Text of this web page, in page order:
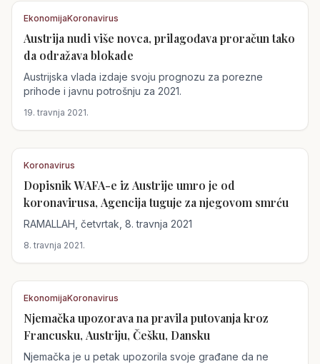
Austrija
EkonomijaKoronavirus
Austrija nudi više novca, prilagođava proračun tako
da odražava blokade
Austrijska vlada izdaje svoju prognozu za porezne
prihode i javnu potrošnju za 2021.
19. travnja 2021.
Austrija
Koronavirus
Dopisnik WAFA-e iz Austrije umro je od
koronavirusa, Agencija tuguje za njegovom smrću
RAMALLAH, četvrtak, 8. travnja 2021
8. travnja 2021.
Austrija
EkonomijaKoronavirus
Njemačka upozorava na pravila putovanja kroz
Francusku, Austriju, Češku, Dansku
Njemačka je u petak upozorila svoje građane da ne